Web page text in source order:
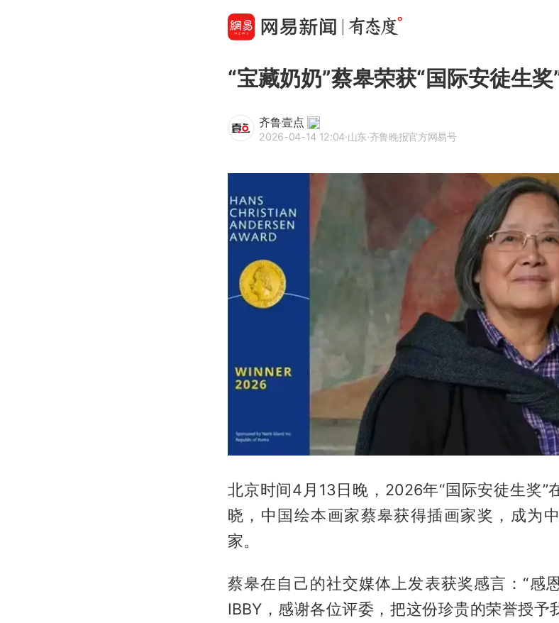
“宝藏奶奶”蔡皋荣获“国际安徒生
齐鲁壹点
2026-04-14 12:04·山东·齐鲁晚报官方网易号
北京时间4月13日晚，2026年“国际安徒生奖”
晓，中国绘本画家蔡皋获得插画家奖，成为
家。
蔡皋在自己的社交媒体上发表获奖感言：“感
IBBY，感谢各位评委，把这份珍贵的荣誉授予